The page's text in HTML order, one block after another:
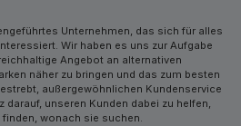
Unternehmen, das sich für alles
Wir haben es uns zur Aufgabe
Angebot an alternativen
näher zu bringen und das zum besten
außergewöhnlichen Kundenservice
darauf, unseren Kunden dabei zu helfen,
finden, wonach sie suchen.